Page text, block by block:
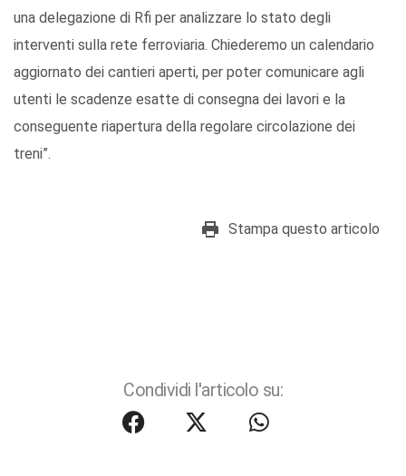
una delegazione di Rfi per analizzare lo stato degli
interventi sulla rete ferroviaria. Chiederemo un calendario
aggiornato dei cantieri aperti, per poter comunicare agli
utenti le scadenze esatte di consegna dei lavori e la
conseguente riapertura della regolare circolazione dei
treni”.
Stampa questo articolo
Condividi l'articolo su: